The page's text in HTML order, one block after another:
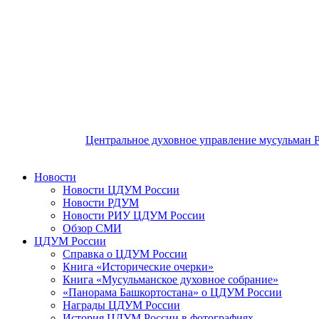
Центральное духовное управление мусульман
Новости
Новости ЦДУМ России
Новости РДУМ
Новости РИУ ЦДУМ России
Обзор СМИ
ЦДУМ России
Справка о ЦДУМ России
Книга «Исторические очерки»
Книга «Мусульманское духовное собрание»
«Панорама Башкортостана» о ЦДУМ России
Награды ЦДУМ России